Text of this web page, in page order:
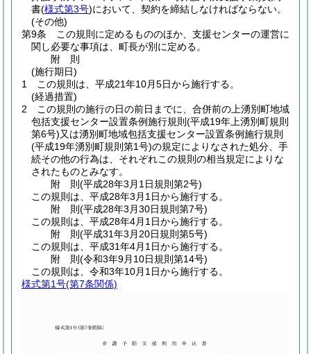
書(様式第3号)において、契約を締結しなければならない。
(その他)
第9条
この規則に定めるもののほか、支援センターの運営に
関し必要な事項は、町長が別に定める。
附 則
(施行期日)
1
この規則は、平成21年10月5日から施行する。
(経過措置)
2
この規則の施行の日の前日までに、合併前の上湧別町地域
包括支援センター設置条例施行規則 (平成19年上湧別町規則
第6号)又は湧別町地域包括支援センター設置条例施行規則
(平成19年湧別町規則第1号)の規定によりなされた処分、手
続その他の行為は、それぞれこの規則の相当規定によりな
されたものとみなす。
附 則(平成28年3月1日規則第2号)
この規則は、平成28年3月1日から施行する。
附 則(平成28年3月30日規則第7号)
この規則は、平成28年4月1日から施行する。
附 則(平成31年3月20日規則第5号)
この規則は、平成31年4月1日から施行する。
附 則(令和3年9月10日規則第14号)
この規則は、令和3年10月1日から施行する。
様式第1号(第7条関係)